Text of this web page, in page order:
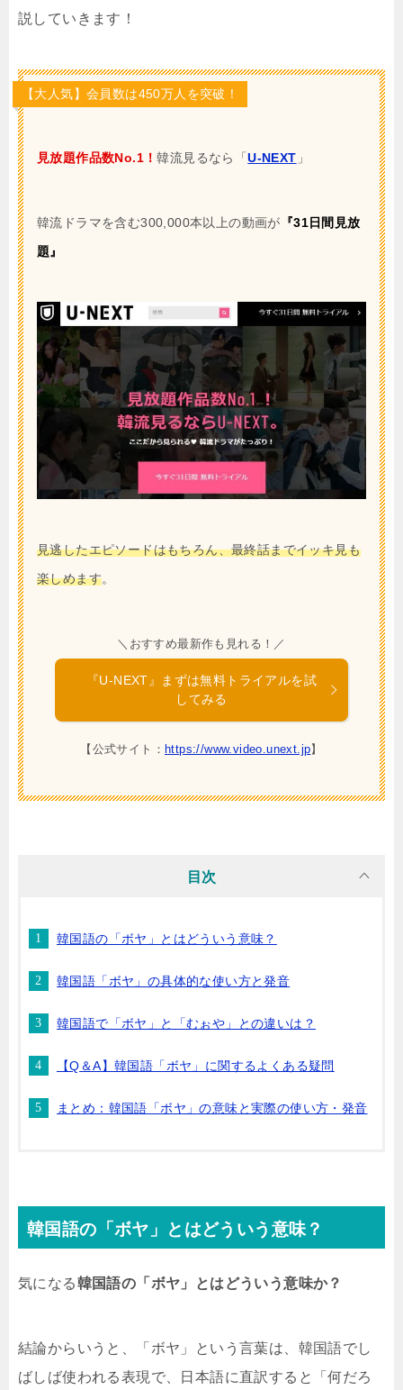
説していきます！
【大人気】会員数は450万人を突破！
見放題作品数No.1！韓流見るなら「U-NEXT 」
韓流ドラマを含む300,000本以上の動画が 『31日間見放
題』
見逃したエピソードはもちろん、最終話までイッキ見も
楽しめます。
＼おすすめ最新作も見れる！／
『U-NEXT』まずは無料トライアルを試
してみる
【公式サイト： https://www.video.unext.jp】
目次
韓国語の「ボヤ」とはどういう意味？
韓国語「ボヤ」の具体的な使い方と発音
韓国語で「ボヤ」と「むぉや」との違いは？
【Q＆A】韓国語「ボヤ」に関するよくある疑問
まとめ：韓国語「ボヤ」の意味と実際の使い方・発音
韓国語の「ボヤ」とはどういう意味？
気になる韓国語の「ボヤ」とはどういう意味か？
結論からいうと、「ボヤ」という言葉は、韓国語でし
ばしば使われる表現で、日本語に直訳すると「何だろ